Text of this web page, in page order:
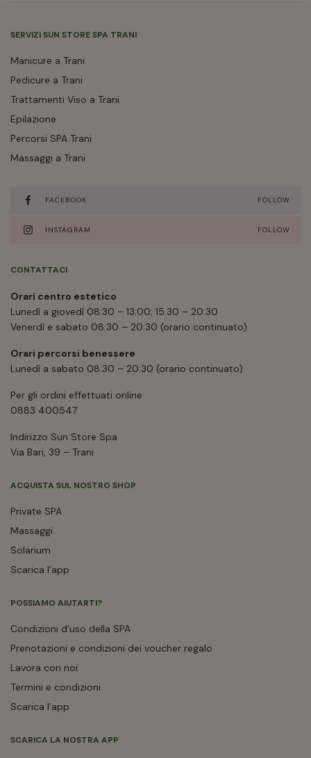
SERVIZI SUN STORE SPA TRANI
Manicure a Trani
Pedicure a Trani
Trattamenti Viso a Trani
Epilazione
Percorsi SPA Trani
Massaggi a Trani
FACEBOOK FOLLOW
INSTAGRAM FOLLOW
CONTATTACI
Orari centro estetico
Lunedì a giovedì 08:30 – 13:00; 15.30 – 20:30
Venerdì e sabato 08:30 – 20:30 (orario continuato)
Orari percorsi benessere
Lunedì a sabato 08:30 – 20:30 (orario continuato)
Per gli ordini effettuati online
0883 400547
Indirizzo Sun Store Spa
Via Bari, 39 – Trani
ACQUISTA SUL NOSTRO SHOP
Private SPA
Massaggi
Solarium
Scarica l’app
POSSIAMO AIUTARTI?
Condizioni d’uso della SPA
Prenotazioni e condizioni dei voucher regalo
Lavora con noi
Termini e condizioni
Scarica l’app
SCARICA LA NOSTRA APP